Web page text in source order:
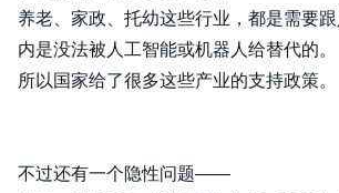
养老、家政、托幼这些行业，都是需要
内是没法被人工智能或机器人给替代的。
所以国家给了很多这些产业的支持政策。
不过还有一个隐性问题——